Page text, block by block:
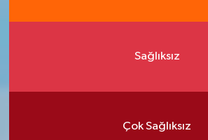
Sağlıksız
Çok Sağlıksız